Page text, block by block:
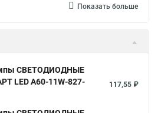
Показать больше
СВЕТОДИОДНЫЕ
LED A60-11W-827-
117,55 ₽